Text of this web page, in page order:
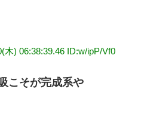
木) 06:38:39.46 ID:w/ipP/Vf0
こそが完成系や